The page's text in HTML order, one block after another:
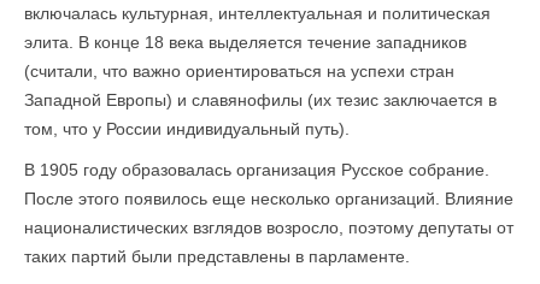
включалась культурная, интеллектуальная и политическая
элита. В конце 18 века выделяется течение западников
(считали, что важно ориентироваться на успехи стран
Западной Европы) и славянофилы (их тезис заключается в
том, что у России индивидуальный путь).
В 1905 году образовалась организация Русское собрание.
После этого появилось еще несколько организаций. Влияние
националистических взглядов возросло, поэтому депутаты от
таких партий были представлены в парламенте.